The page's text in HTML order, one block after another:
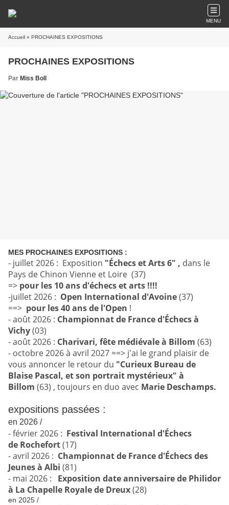
MENU
Accueil » PROCHAINES EXPOSITIONS
PROCHAINES EXPOSITIONS
Par Miss Boll
MES PROCHAINES EXPOSITIONS :
- juillet 2026 : Exposition "Échecs et Arts 6" , dans le
Pays de Chinon Vienne et Loire (37)
=> pour les 10 ans d'échecs et arts !!!!
-juillet 2026 : Open International d'Avoine(37)
==> pour les 40 ans de l'Open !
- août 2026 : Championnat de France d'Échecs à
Vichy(03)
- août 2026 : Charivari, fête médiévale à Billom (63)
- octobre 2026 à avril 2027 ==> j'ai le grand plaisir de
vous annoncer le retour du "Curieux Bureau de
Blaise Pascal, et son portrait mystérieux" à
Billom (63) , toujours en duo avec Marie Deschamps.
expositions passées :
en 2026 /
- février 2026 : Festival International d'Échecs
de Rochefort(17)
- avril 2026 : Championnat de France d'Échecs des
Jeunes à Albi (81)
- mai 2026 :
Exposition date anniversaire de Philidor
à La Chapelle Royale de Dreux(28)
en 2025 /